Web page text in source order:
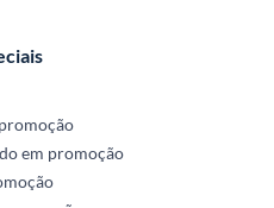
em promoção